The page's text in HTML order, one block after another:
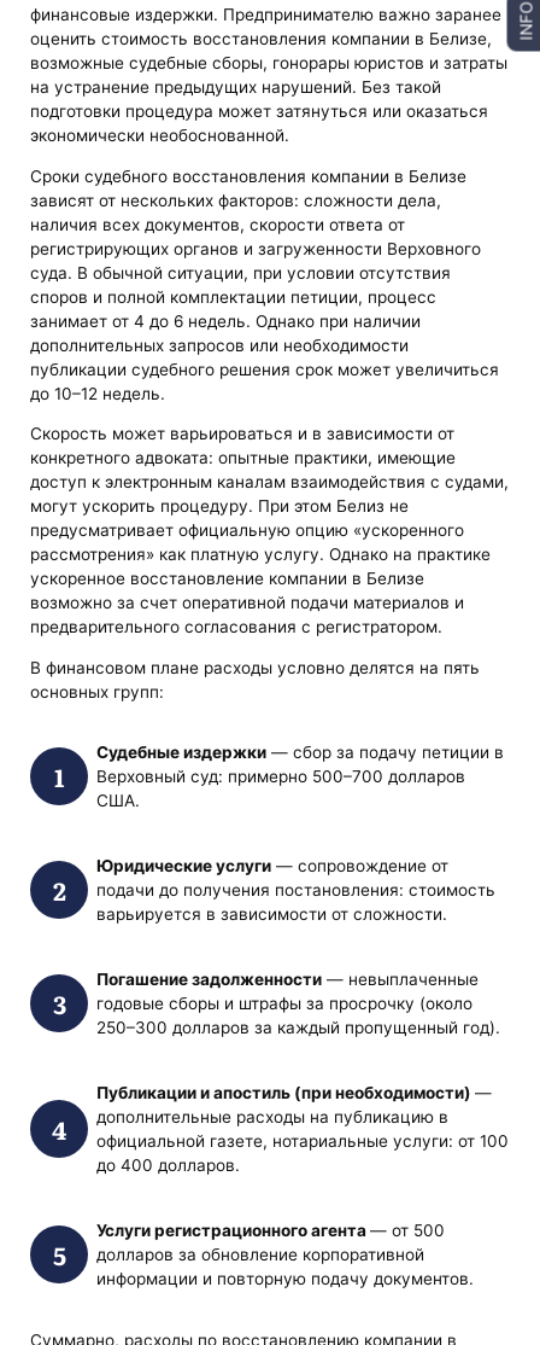
финансовые издержки. Предпринимателю важно заранее
оценить стоимость восстановления компании в Белизе,
возможные судебные сборы, гонорары юристов и затраты
на устранение предыдущих нарушений. Без такой
подготовки процедура может затянуться или оказаться
экономически необоснованной.
Сроки судебного восстановления компании в Белизе
зависят от нескольких факторов: сложности дела,
наличия всех документов, скорости ответа от
регистрирующих органов и загруженности Верховного
суда. В обычной ситуации, при условии отсутствия
споров и полной комплектации петиции, процесс
занимает от 4 до 6 недель. Однако при наличии
дополнительных запросов или необходимости
публикации судебного решения срок может увеличиться
до 10–12 недель.
Скорость может варьироваться и в зависимости от
конкретного адвоката: опытные практики, имеющие
доступ к электронным каналам взаимодействия с судами,
могут ускорить процедуру. При этом Белиз не
предусматривает официальную опцию «ускоренного
рассмотрения» как платную услугу. Однако на практике
ускоренное восстановление компании в Белизе
возможно за счет оперативной подачи материалов и
предварительного согласования с регистратором.
В финансовом плане расходы условно делятся на пять
основных групп:
Судебные издержки— сбор за подачу петиции в
Верховный суд: примерно 500–700 долларов
США.
Юридические услуги— сопровождение от
подачи до получения постановления: стоимость
варьируется в зависимости от сложности.
Погашение задолженности— невыплаченные
годовые сборы и штрафы за просрочку (около
250–300 долларов за каждый пропущенный год).
Публикации и апостиль (при необходимости) —
дополнительные расходы на публикацию в
официальной газете, нотариальные услуги: от 100
до 400 долларов.
Услуги регистрационного агента — от 500
долларов за обновление корпоративной
информации и повторную подачу документов.
Суммарно, расходы по восстановлению компании в
INFO